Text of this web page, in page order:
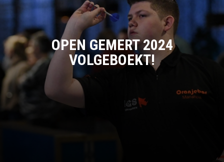
OPEN GEMERT 2024
VOLGEBOEKT!